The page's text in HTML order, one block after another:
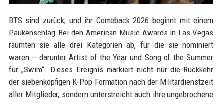
BTS sind zurück, und ihr Comeback 2026 beginnt mit einem
Paukenschlag: Bei den American Music Awards in Las Vegas
räumten sie alle drei Kategorien ab, für die sie nominiert
waren – darunter Artist of the Year und Song of the Summer
für „Swim“. Dieses Ereignis markiert nicht nur die Rückkehr
der siebenköpfigen K-Pop-Formation nach der Militärdienstzeit
aller Mitglieder, sondern unterstreicht auch ihre ungebrochene